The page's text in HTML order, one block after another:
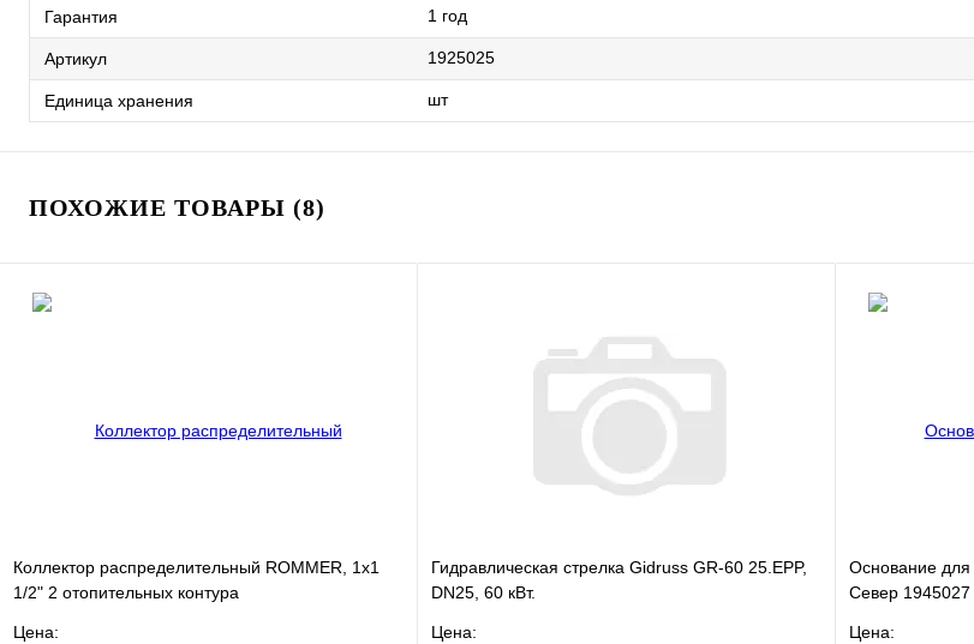
Гарантия 1 год
Артикул 1925025
Единица хранения шт
ПОХОЖИЕ ТОВАРЫ (8)
Коллектор распределительный ROMMER, 1х1
1/2" 2 отопительных контура
Цена:
Гидравлическая стрелка Gidruss GR-60 25.EPP,
DN25, 60 кВт.
Цена:
Основание для
Север 1945027
Цена: